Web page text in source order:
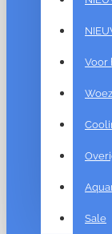
Voor
Sale